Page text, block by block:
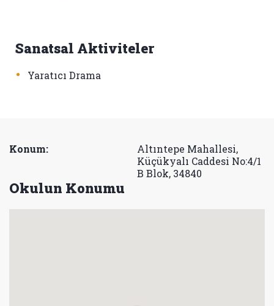
Sanatsal Aktiviteler
• Yaratıcı Drama
Konum:
Altıntepe Mahallesi,
Küçükyalı Caddesi No:4/1
B Blok, 34840
Okulun Konumu